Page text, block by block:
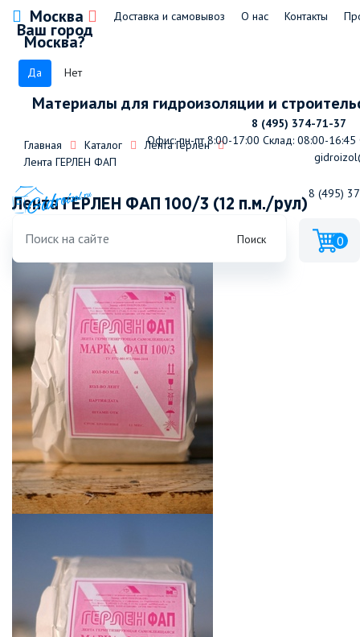
Москва
Ваш город
Москва?
Да Нет
Доставка и самовывоз О нас Контакты
Материалы для гидроизоляции и
8 (495) 374-71-37
Офис: пн-пт 8:00-17:00 Склад: 08:00-16:45
8 (495)
Поиск 0
Главная Каталог
Лента Герлен
Лента ГЕРЛЕН ФАП
Лента ГЕРЛЕН ФАП 100/3 (12 п.м./рул)